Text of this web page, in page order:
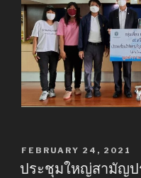
POSTED
ON
FEBRUARY 24, 2021
ประชุมใหญ่สามัญป